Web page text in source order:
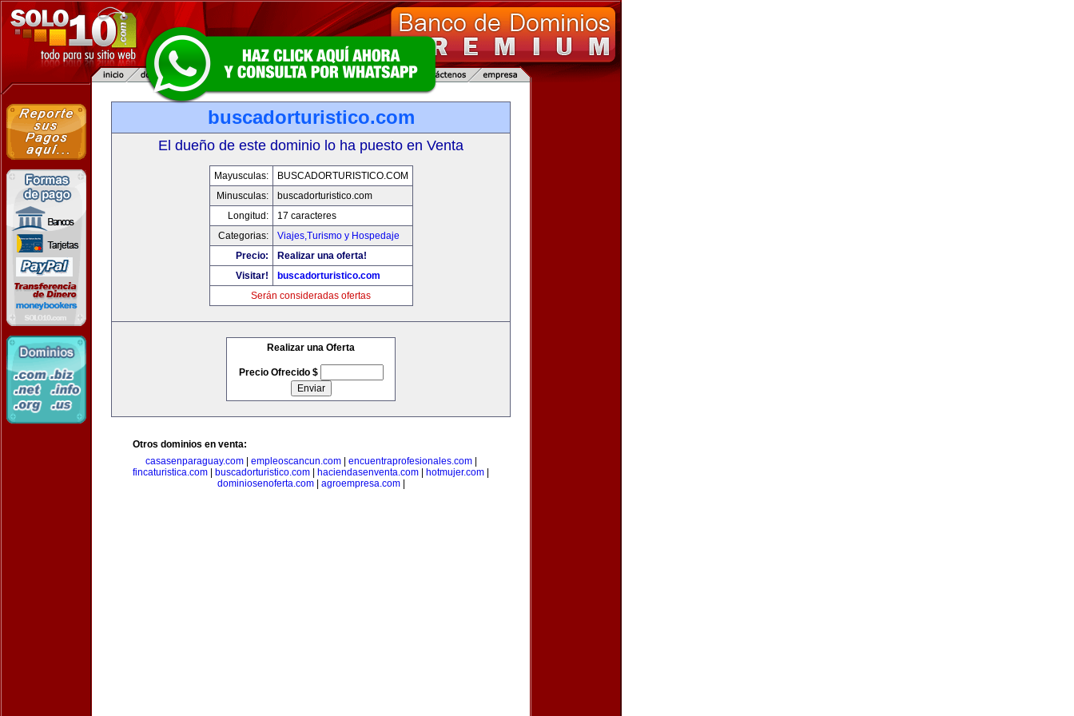
buscadorturistico.com
El dueño de este dominio lo ha puesto en Venta
Mayusculas:
BUSCADORTURISTICO.COM
Minusculas:
buscadorturistico.com
Longitud:
17 caracteres
Categorias:
Viajes,Turismo y Hospedaje
Precio:
Realizar una oferta!
Visitar!
buscadorturistico.com
Serán consideradas ofertas
Realizar una Oferta
Precio Ofrecido $
Otros dominios en venta:
casasenparaguay.com| empleoscancun.com| encuentraprofesionales.com|
fincaturistica.com
buscadorturistico.com haciendasenventa.com hotmujer.com
dominiosenoferta.com| agroempresa.com|